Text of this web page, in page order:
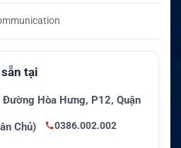
tại
Đường Hòa Hưng, P12, Quận
Chủ) 0386.002.002